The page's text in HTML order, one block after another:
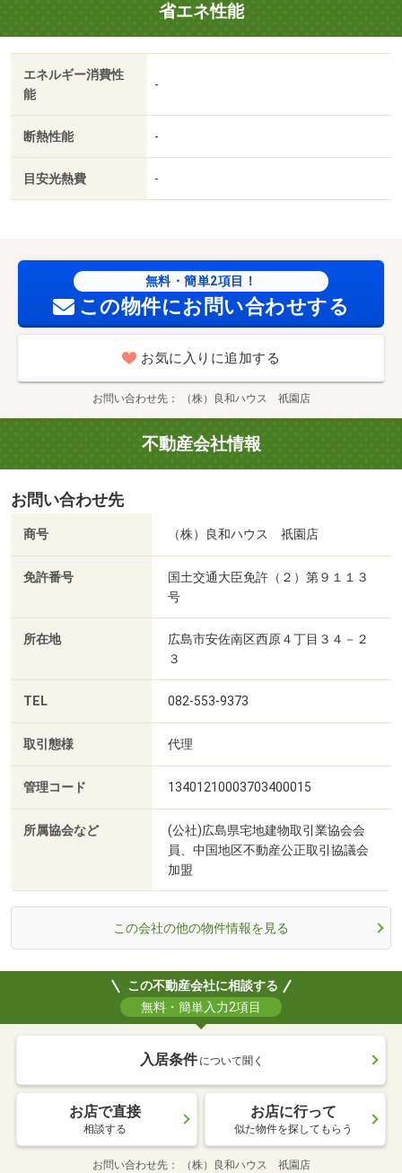
省エネ性能
エネルギー消費性
能
-
断熱性能 -
目安光熱費 -
無料・簡単2項目！
この物件にお問い合わせする
お気に入りに追加する
お問い合わせ先 （株）良和ハウス 祇園店
不動産会社情報
お問い合わせ先
商号 （株）良和ハウス 祇園店
免許番号
国土交通大臣免許（２）第９１１３
号
所在地
広島市安佐南区西原４丁目３４－２
３
TEL 082-553-9373
取引態様 代理
管理コード 13401210003703400015
所属協会など
(公社)広島県宅地建物取引業協会会
員、中国地区不動産公正取引協議会
加盟
この会社の他の物件情報を見る
この不動産会社に相談する
無料・簡単入力2項目
入居条件 について聞く
お店で直接
相談する
お店に行って
似た物件を探してもらう
お問い合わせ先 （株）良和ハウス 祇園店